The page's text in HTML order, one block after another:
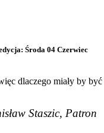
: Środa 04 Czerwiec
dlaczego miały by być
Staszic, Patron